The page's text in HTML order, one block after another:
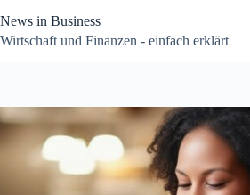
Inhalt
springen
News in Business
Wirtschaft und Finanzen - einfach erklärt